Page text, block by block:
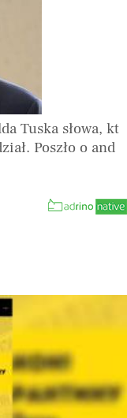
Tuska słowa, kt
Poszło o and